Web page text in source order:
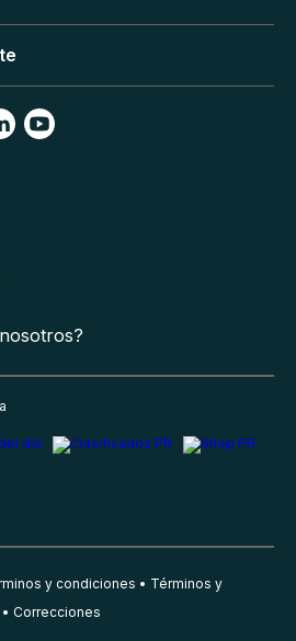
y condiciones
Términos y
Correcciones